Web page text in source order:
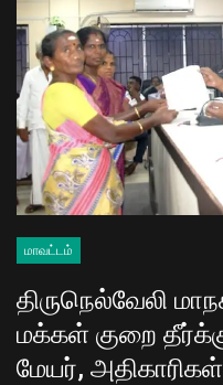
மாவட்டம்
திருநெல்வேலி
மக்கள் குறை
மேயர்,